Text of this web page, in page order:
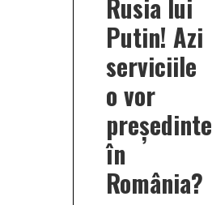
Rusia lui
Putin! Azi
serviciile
o vor
președinte
în
România?